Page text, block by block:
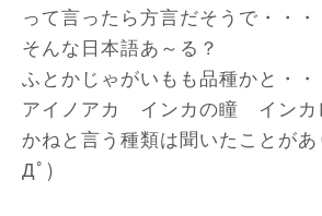
って言ったら方言だそうで・・・
そんな日本語あ～る？
ふとかじゃがいもも品種かと・・
アイノアカ インカの瞳 イン
かねと言う種類は聞いたことが
Дﾟ)